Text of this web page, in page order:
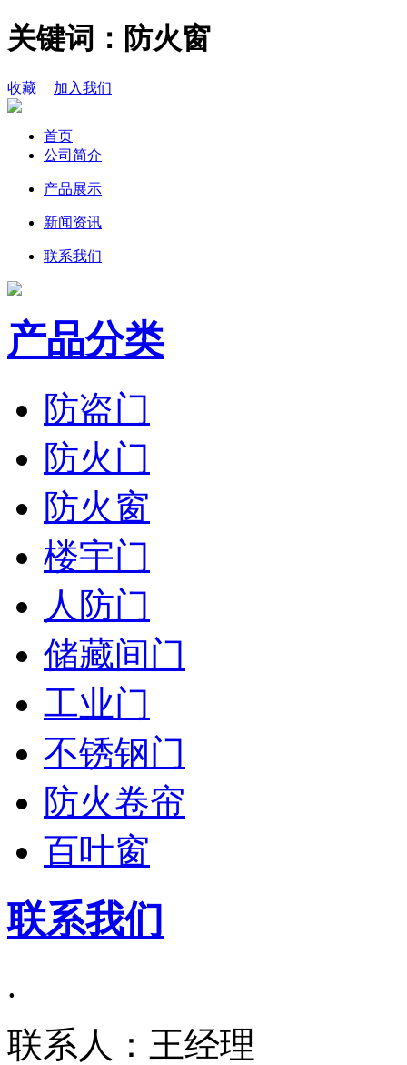
关键词：防火窗
收藏 | 加入我们
首页
公司简介
产品展示
新闻资讯
联系我们
产品分类
防盗门
防火门
防火窗
楼宇门
人防门
储藏间门
工业门
不锈钢门
防火卷帘
百叶窗
联系我们
.
联系人：王经理